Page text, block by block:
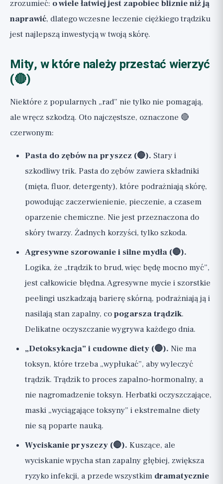
zrozumieć: o wiele łatwiej jest zapobiec bliznie niż ją
naprawić, dlatego wczesne leczenie ciężkiego trądziku
jest najlepszą inwestycją w twoją skórę.
Mity, w które należy przestać wierzyć
(🔴)
Niektóre z popularnych „rad” nie tylko nie pomagają,
ale wręcz szkodzą. Oto najczęstsze, oznaczone 🔴
czerwonym:
Pasta do zębów na pryszcz (🔴). Stary i
szkodliwy trik. Pasta do zębów zawiera składniki
(mięta, fluor, detergenty), które podrażniają skórę,
powodując zaczerwienienie, pieczenie, a czasem
oparzenie chemiczne. Nie jest przeznaczona do
skóry twarzy. Żadnych korzyści, tylko szkoda.
Agresywne szorowanie i silne mydła (🔴).
Logika, że „trądzik to brud, więc będę mocno myć”,
jest całkowicie błędna. Agresywne mycie i szorstkie
peelingi uszkadzają barierę skórną, podrażniają ją i
nasilają stan zapalny, copogarsza trądzik.
Delikatne oczyszczanie wygrywa każdego dnia.
„Detoksykacja” i cudowne diety (🔴). Nie ma
toksyn, które trzeba „wypłukać”, aby wyleczyć
trądzik. Trądzik to proces zapalno-hormonalny, a
nie nagromadzenie toksyn. Herbatki oczyszczające,
maski „wyciągające toksyny” i ekstremalne diety
nie są poparte nauką.
Wyciskanie pryszczy (🔴). Kuszące, ale
wyciskanie wpycha stan zapalny głębiej, zwiększa
ryzyko infekcji, a przede wszystkim dramatycznie